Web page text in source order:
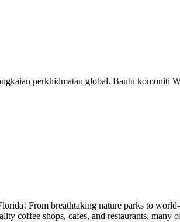
perkhidmatan global. Bantu komuniti
From breathtaking nature parks to
coffee shops, cafes, and restaurants,